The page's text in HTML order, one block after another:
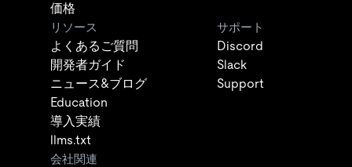
価格
リソース
よくあるご質問
開発者ガイド
ニュース&ブログ
Education
導入実績
llms.txt
サポート
Discord
Slack
Support
会社関連